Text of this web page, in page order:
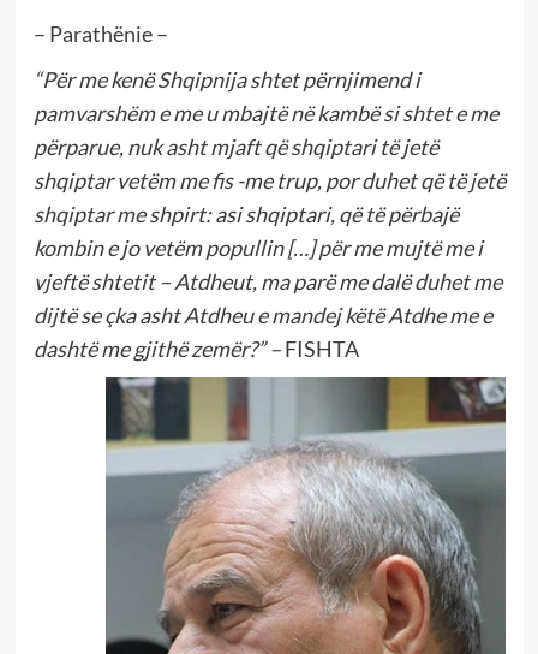
– Parathënie –
“Për me kenë Shqipnija shtet përnjimend i
pamvarshëm e me u mbajtë në kambë si shtet e me
përparue, nuk asht mjaft që shqiptari të jetë
shqiptar vetëm me fis -me trup, por duhet që të jetë
shqiptar me shpirt: asi shqiptari, që të përbajë
kombin e jo vetëm popullin […] për me mujtë me i
vjeftë shtetit – Atdheut, ma parë me dalë duhet me
dijtë se çka asht Atdheu e mandej këtë Atdhe me e
dashtë me gjithë zemër?” –FISHTA